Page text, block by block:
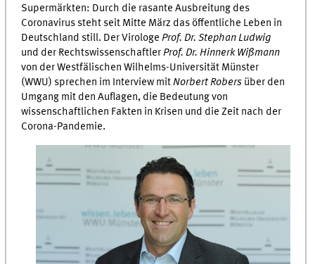
Supermärkten: Durch die rasante Ausbreitung des
Coronavirus steht seit Mitte März das öffentliche Leben in
Deutschland still. Der VirologeProf. Dr. Stephan Ludwig
und der RechtswissenschaftlerProf. Dr. Hinnerk Wißmann
von der Westfälischen Wilhelms-Universität Münster
(WWU) sprechen im Interview mitNorbert Robers über den
Umgang mit den Auflagen, die Bedeutung von
wissenschaftlichen Fakten in Krisen und die Zeit nach der
Corona-Pandemie.